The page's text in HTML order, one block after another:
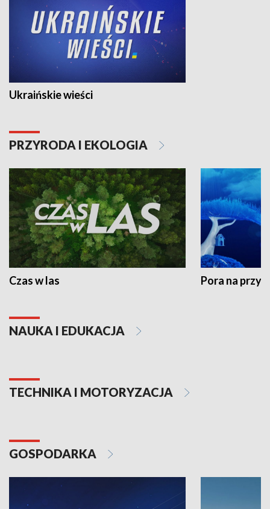
Ukraińskie wieści
PRZYRODA I EKOLOGIA
Czas w las Pora na
NAUKA I EDUKACJA
TECHNIKA I MOTORYZACJA
GOSPODARKA